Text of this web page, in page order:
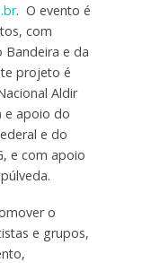
. O evento é
com
e da
projeto é
Aldir
e apoio do
e do
e com apoio
o
e grupos,